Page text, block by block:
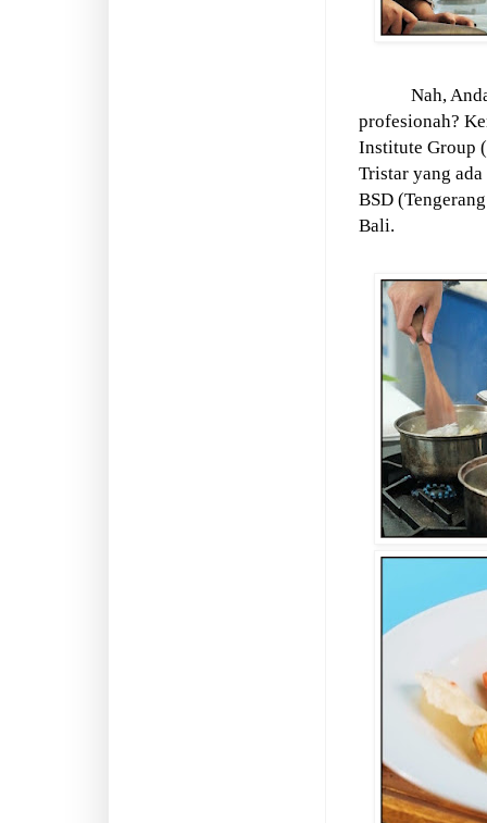
Nah,
profesionah?
Institute Group
Tristar yang
BSD
Bali.